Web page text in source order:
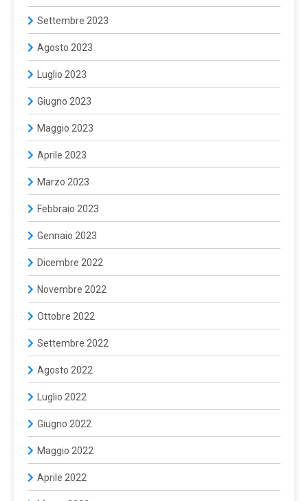
Settembre 2023
Agosto 2023
Luglio 2023
Giugno 2023
Maggio 2023
Aprile 2023
Marzo 2023
Febbraio 2023
Gennaio 2023
Dicembre 2022
Novembre 2022
Ottobre 2022
Settembre 2022
Agosto 2022
Luglio 2022
Giugno 2022
Maggio 2022
Aprile 2022